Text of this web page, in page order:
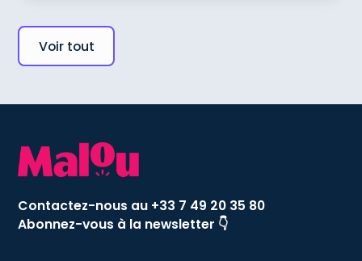
Voir tout
Contactez-nous au +33 7 49 20 35 80
Abonnez-vous à la newsletter 👇